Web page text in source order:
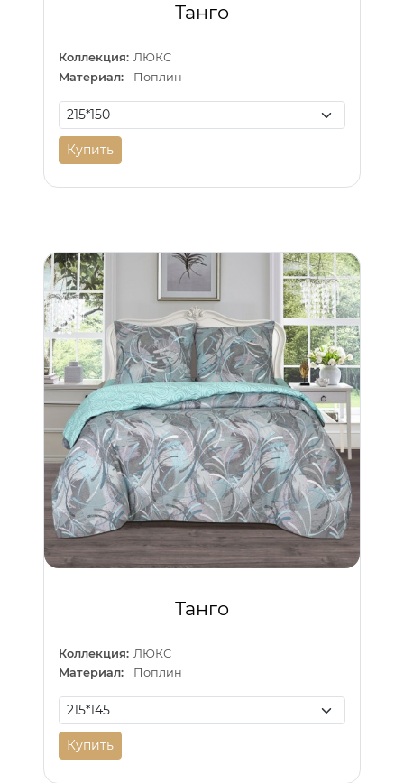
Танго
Коллекция: ЛЮКС
Материал:
Поплин
Купить
Танго
Коллекция: ЛЮКС
Материал:
Поплин
Купить